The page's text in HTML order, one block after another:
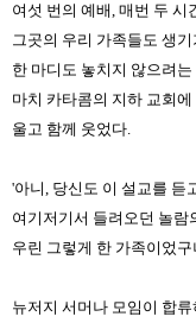
여섯 번의 예배, 매번 두
그곳의 우리 가족들도 생
한 마디도 놓치지 않으려
마치 카타콤의 지하 교회
울고 함께 웃었다.
'아니, 당신도 이 설교를 듣
여기저기서 들려오던 놀람
우린 그렇게 한 가족이었구
뉴저지 서머나 모임이 합